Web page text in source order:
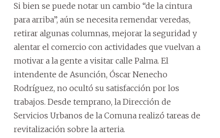
Si bien se puede notar un cambio “de la cintura
para arriba”, aún se necesita remendar veredas,
retirar algunas columnas, mejorar la seguridad y
alentar el comercio con actividades que vuelvan a
motivar a la gente a visitar calle Palma. El
intendente de Asunción, Óscar Nenecho
Rodríguez, no ocultó su satisfacción por los
trabajos. Desde temprano, la Dirección de
Servicios Urbanos de la Comuna realizó tareas de
revitalización sobre la arteria.